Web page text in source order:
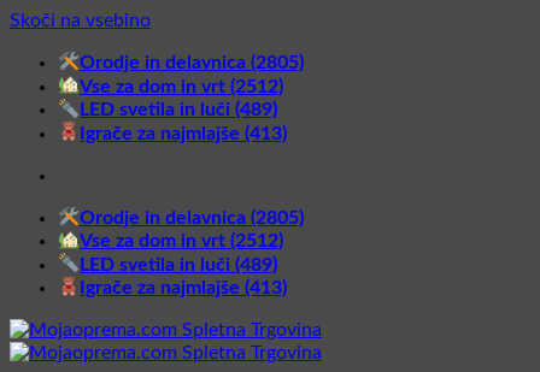
Skoči na vsebino
Orodje in delavnica (2805)
Vse za dom in vrt (2512)
LED svetila in luči (489)
Igrače za najmlajše (413)
Orodje in delavnica (2805)
Vse za dom in vrt (2512)
LED svetila in luči (489)
Igrače za najmlajše (413)